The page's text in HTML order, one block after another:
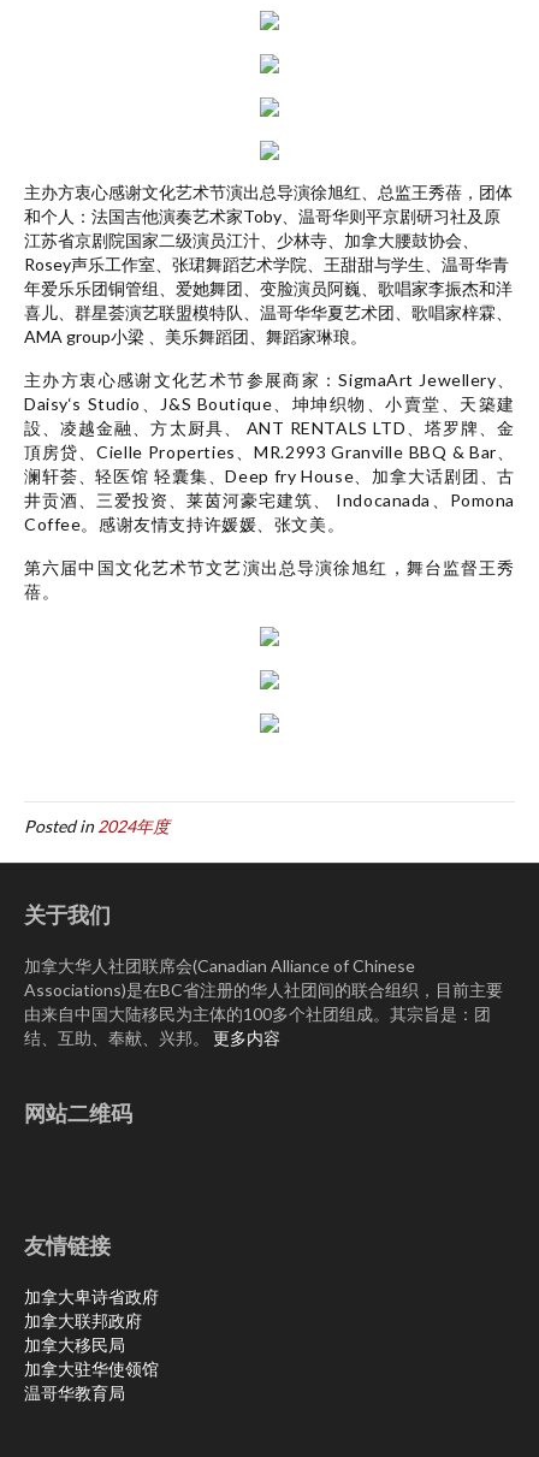
主办方衷心感谢文化艺术节演出总导演徐旭红、总监王秀蓓，团体
和个人：法国吉他演奏艺术家Toby、温哥华则平京剧研习社及原
江苏省京剧院国家二级演员江汁、少林寺、加拿大腰鼓协会、
Rosey声乐工作室、张珺舞蹈艺术学院、王甜甜与学生、温哥华青
年爱乐乐团铜管组、爱她舞团、变脸演员阿巍、歌唱家李振杰和洋
喜儿、群星荟演艺联盟模特队、温哥华华夏艺术团、歌唱家梓霖、
AMA group小梁 、美乐舞蹈团、舞蹈家琳琅。
主办方衷心感谢文化艺术节参展商家：SigmaArt Jewellery、
Daisy‘s Studio、J&S Boutique、坤坤织物、小賣堂、天築建
設、凌越金融、方太厨具、 ANT RENTALS LTD、塔罗牌、金
頂房贷、Cielle Properties、MR.2993 Granville BBQ & Bar、
澜轩荟、轻医馆 轻囊集、Deep fry House、加拿大话剧团、古
井贡酒、三爱投资、莱茵河豪宅建筑、 Indocanada、Pomona
Coffee。感谢友情支持许媛媛、张文美。
第六届中国文化艺术节文艺演出总导演徐旭红，舞台监督王秀
蓓。
Posted in2024年度
关于我们
加拿大华人社团联席会(Canadian Alliance of Chinese
Associations)是在BC省注册的华人社团间的联合组织，目前主要
由来自中国大陆移民为主体的100多个社团组成。其宗旨是：团
结、互助、奉献、兴邦。 更多内容
网站二维码
友情链接
加拿大卑诗省政府
加拿大联邦政府
加拿大移民局
加拿大驻华使领馆
温哥华教育局